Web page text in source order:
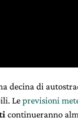
decina di
Leprevisioni
continueranno